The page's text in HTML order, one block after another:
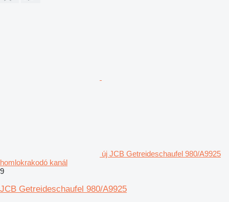
új JCB Getreideschaufel 980/A9925
homlokrakodó kanál
9
JCB Getreideschaufel 980/A9925